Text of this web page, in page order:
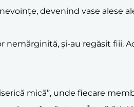
devenind vase alese
nemărginită, și-au regăsit fiii.
mică”, unde fiecare